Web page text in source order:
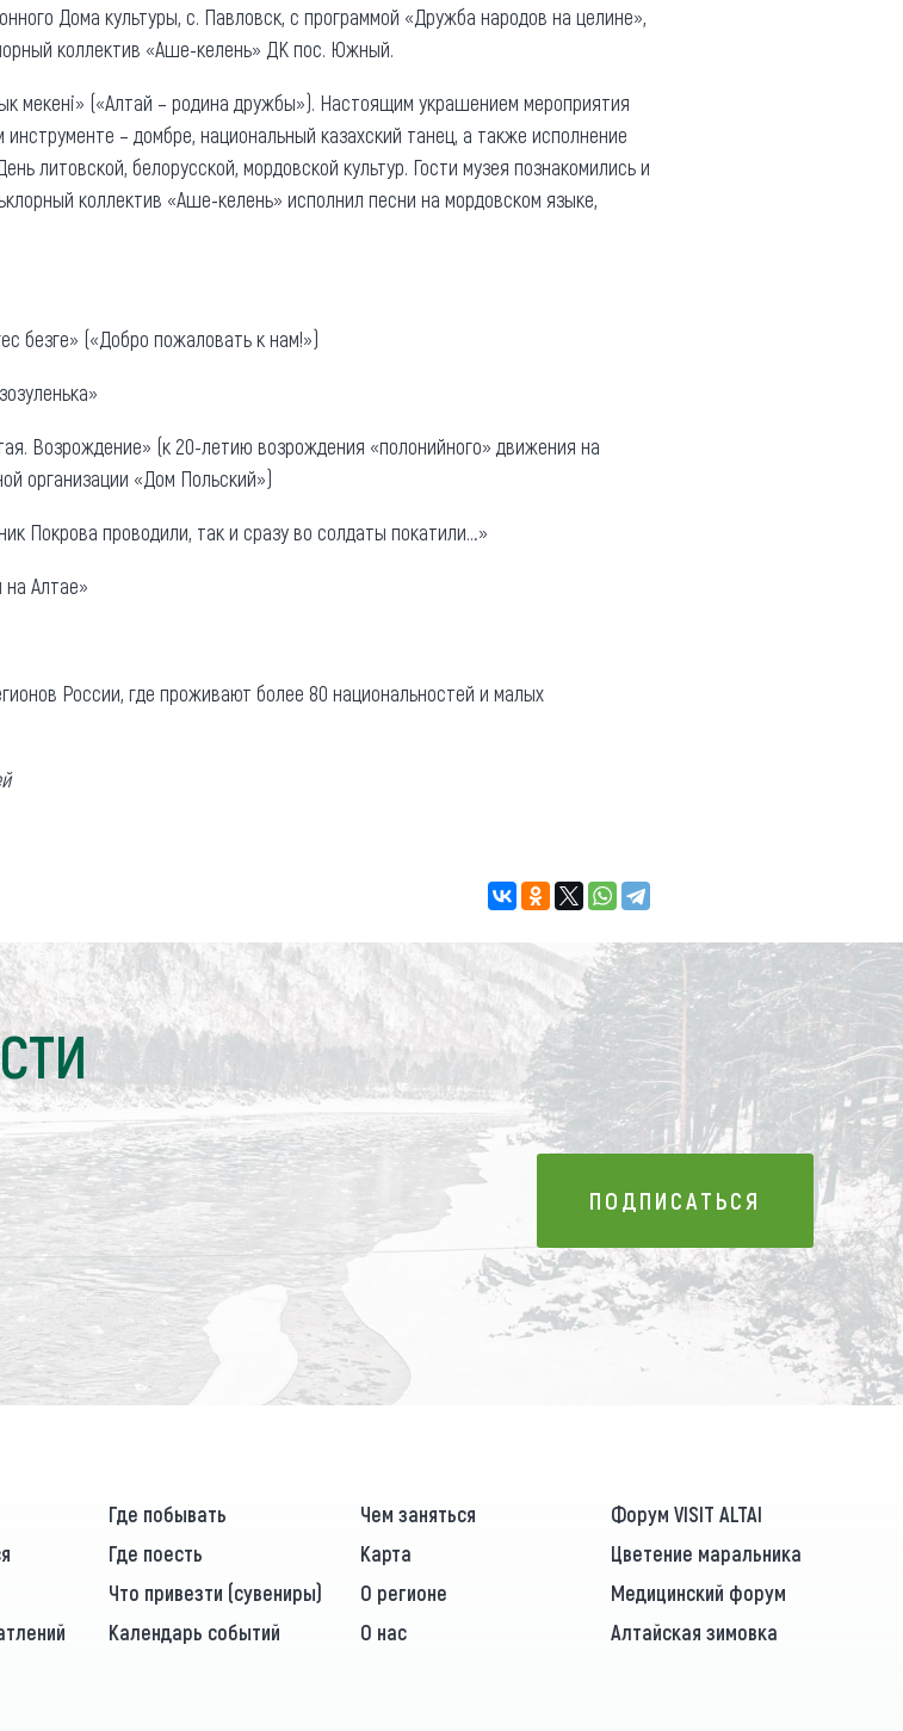
Дома культуры, с. Павловск, с программой «Дружба народов на целине»,
коллектив «Аше-келень» ДК пос. Южный.
мекенi» («Алтай – родина дружбы»). Настоящим украшением мероприятия
– домбре, национальный казахский танец, а также исполнение
литовской, белорусской, мордовской культур. Гости музея познакомились и
коллектив «Аше-келень» исполнил песни на мордовском языке,
безге» («Добро пожаловать к нам!»)
Возрождение» (к 20-летию возрождения «полонийного» движения на
организации «Дом Польский»)
Покрова проводили, так и сразу во солдаты покатили…»
Алтае»
России, где проживают более 80 национальностей и малых
ПОДПИСАТЬСЯ
ПОДПИСАТЬСЯ
Где побывать Чем заняться
Форум VISIT ALTAI
Где поесть Карта
Цветение маральника
Что привезти (сувениры) О регионе
Медицинский форум
Календарь событий О нас Алтайская зимовка